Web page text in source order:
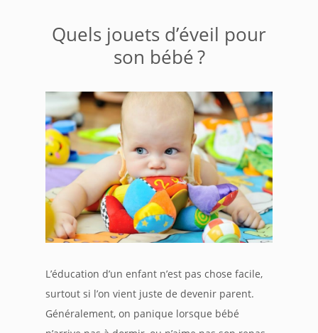
Quels jouets d’éveil pour
son bébé ?
L’éducation d’un enfant n’est pas chose facile,
surtout si l’on vient juste de devenir parent.
Généralement, on panique lorsque bébé